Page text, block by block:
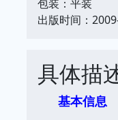
包装：平装
出版时间：
具体描
基本信息